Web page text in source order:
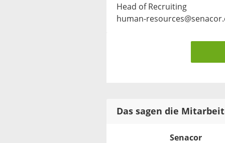
Head of Recruiting
human-
Das sagen die
Senacor